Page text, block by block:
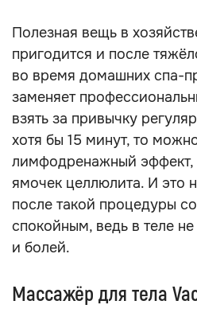
Полезная вещь в
пригодится и после
во время домашних спа-
заменяет
взять за привычку
хотя бы 15 минут, то
лимфодренажный эффект,
ямочек целлюлита. И это
после такой процедуры
спокойным, ведь в теле
и болей.
Массажёр для тела